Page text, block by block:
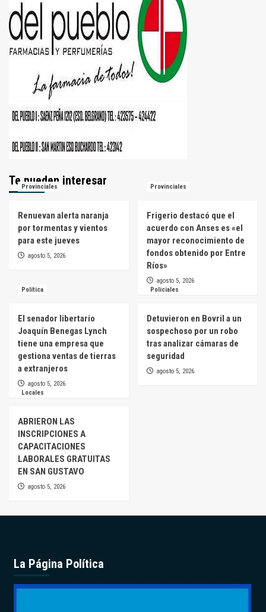
Te pueden interesar
Provinciales
Renuevan alerta naranja
por tormentas y vientos
para este jueves
agosto 5, 2026
Provinciales
Frigerio destacó que el
acuerdo con Anses es «el
mayor reconocimiento de
fondos obtenido por Entre
Ríos»
agosto 5, 2026
Política
El senador libertario
Joaquín Benegas Lynch
tiene una empresa que
gestiona ventas de tierras
a extranjeros
agosto 5, 2026
Policiales
Detuvieron en Bovril a un
sospechoso por un robo
tras analizar cámaras de
seguridad
agosto 5, 2026
Locales
ABRIERON LAS
INSCRIPCIONES A
CAPACITACIONES
LABORALES GRATUITAS
EN SAN GUSTAVO
agosto 5, 2026
La Página Política